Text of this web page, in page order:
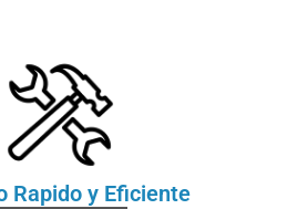
Rapido y Eficiente